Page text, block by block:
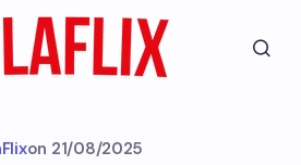
on 21/08/2025